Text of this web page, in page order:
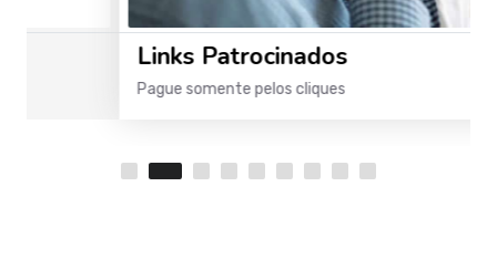
Links Patrocinados
Pague somente pelos cliques